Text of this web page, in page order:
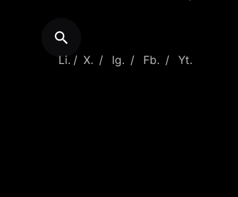
Li. / X. / Ig. / Fb. / Yt.